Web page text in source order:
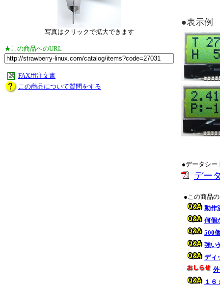
写真はクリックで拡大できます
★この商品へのURL
FAX用注文書
この商品について質問をする
●表示例
●データシー
デー
●この商品
動作
何個
500
強い
ディ
１６